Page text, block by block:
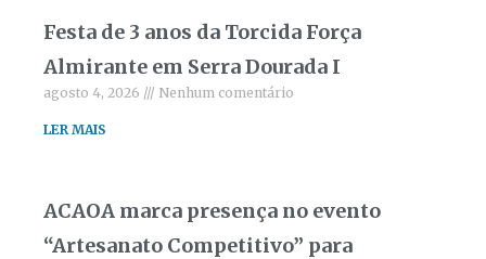
Festa de 3 anos da Torcida Força
Almirante em Serra Dourada I
agosto 4, 2026 Nenhum comentário
LER MAIS
ACAOA marca presença no evento
“Artesanato Competitivo” para